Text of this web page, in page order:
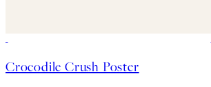
Crocodile Crush Poster